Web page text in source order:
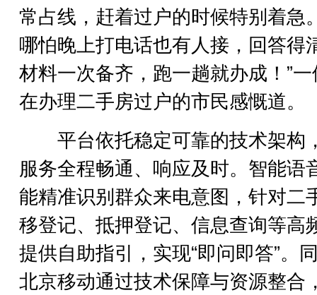
常占线，赶着过户的时候特别着急
哪怕晚上打电话也有人接，回答得
材料一次备齐，跑一趟就办成！”
在办理二手房过户的市民感慨道。
平台依托稳定可靠的技术架构
服务全程畅通、响应及时。智能语
能精准识别群众来电意图，针对二
移登记、抵押登记、信息查询等高
提供自助指引，实现“即问即答”。
北京移动通过技术保障与资源整合